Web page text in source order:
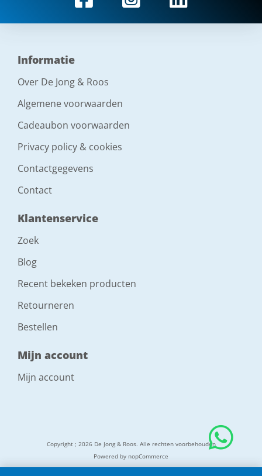
Informatie
Over De Jong & Roos
Algemene voorwaarden
Cadeaubon voorwaarden
Privacy policy & cookies
Contactgegevens
Contact
Klantenservice
Zoek
Blog
Recent bekeken producten
Retourneren
Bestellen
Mijn account
Mijn account
Copyright ; 2026 De Jong & Roos. Alle rechten voorbehouden
Powered by nopCommerce